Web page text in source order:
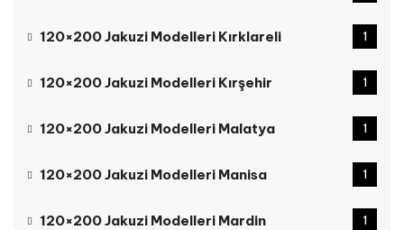
120×200 Jakuzi Modelleri Kırklareli 1
120×200 Jakuzi Modelleri Kırşehir 1
120×200 Jakuzi Modelleri Malatya 1
120×200 Jakuzi Modelleri Manisa 1
120×200 Jakuzi Modelleri Mardin 1